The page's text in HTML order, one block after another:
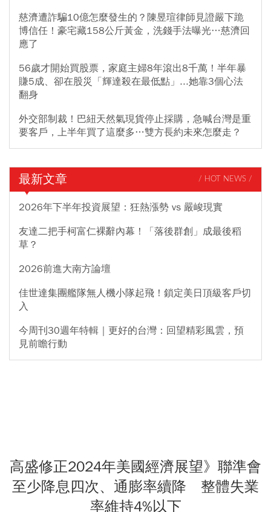
慈濟遭詐騙10億怎麼發生的？陳昱瑄律師見證嚴下跪
博信任！豪宅藏158公斤黃金，洗錢手法曝光…慈濟回
應了
56歲才開始買股票，家庭主婦8年滾出8千萬！半年暴
賺5成、卻在股災「輝達殺在最低點」...她靠3個心法
翻身
外交部制裁！巴紐天然氣現貨停止採購，急喊台灣是重
要客戶，上半年買了這麼多…雙方長約未來怎麼走？
最新文章 / HOT NEWS /
2026年下半年投資展望：狂熱漲勢 vs 嚴峻現實
友達二把手柯富仁裸辭內幕！「落後群創」成最後稻
草？
2026前進大南方論壇
佳世達集團艦隊無人機小隊起飛！鎖定美日頂級客戶切
入
今周刊30週年特輯｜更好的台灣：回望精彩風雲，預
見前瞻行動
高盛修正2024年美國經濟展望》聯準會
至少降息四次、通膨率續降 整體失業
率維持4%以下